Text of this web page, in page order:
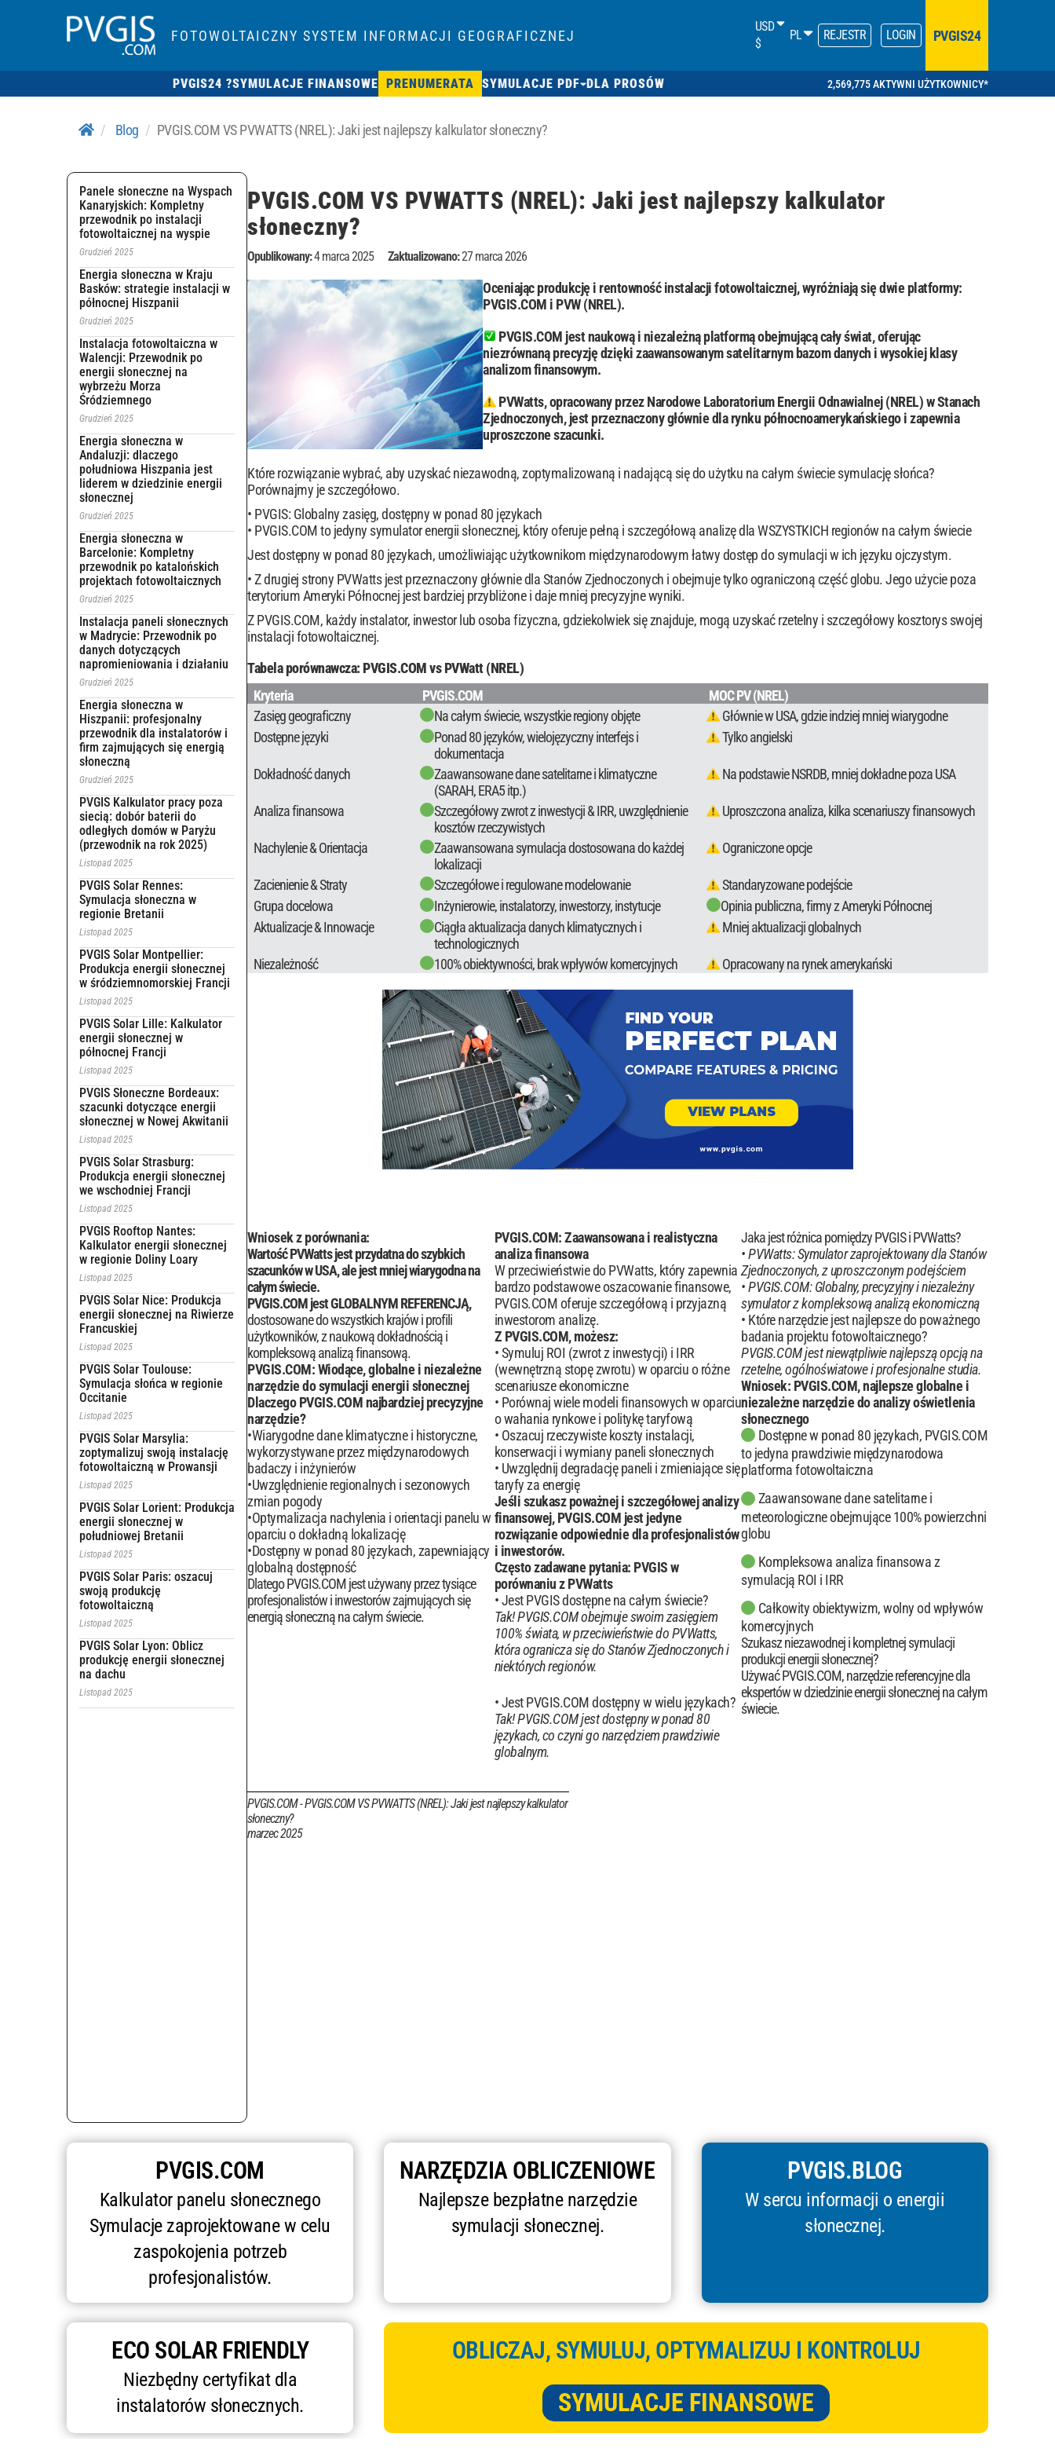
FOTOWOLTAICZNY SYSTEM INFORMACJI GEOGRAFICZNEJ
USD
$
PL REJESTR LOGIN PVGIS24
PVGIS24 ?SYMULACJE FINANSOWE PRENUMERATA SYMULACJE PDF DLA PROSÓW 2,569,775 AKTYWNI UŻYTKOWNICY*
Blog PVGIS.COM VS PVWATTS (NREL): Jaki jest najlepszy kalkulator słoneczny?
Panele słoneczne na Wyspach
Kanaryjskich: Kompletny
przewodnik po instalacji
fotowoltaicznej na wyspie
Grudzień 2025
Energia słoneczna w Kraju
Basków: strategie instalacji w
północnej Hiszpanii
Grudzień 2025
Instalacja fotowoltaiczna w
Walencji: Przewodnik po
energii słonecznej na
wybrzeżu Morza
Śródziemnego
Grudzień 2025
Energia słoneczna w
Andaluzji: dlaczego
południowa Hiszpania jest
liderem w dziedzinie energii
słonecznej
Grudzień 2025
Energia słoneczna w
Barcelonie: Kompletny
przewodnik po katalońskich
projektach fotowoltaicznych
Grudzień 2025
Instalacja paneli słonecznych
w Madrycie: Przewodnik po
danych dotyczących
napromieniowania i działaniu
Grudzień 2025
Energia słoneczna w
Hiszpanii: profesjonalny
przewodnik dla instalatorów i
firm zajmujących się energią
słoneczną
Grudzień 2025
PVGIS Kalkulator pracy poza
siecią: dobór baterii do
odległych domów w Paryżu
(przewodnik na rok 2025)
Listopad 2025
PVGIS Solar Rennes:
Symulacja słoneczna w
regionie Bretanii
Listopad 2025
PVGIS Solar Montpellier:
Produkcja energii słonecznej
w śródziemnomorskiej Francji
Listopad 2025
PVGIS Solar Lille: Kalkulator
energii słonecznej w
północnej Francji
Listopad 2025
PVGIS Słoneczne Bordeaux:
szacunki dotyczące energii
słonecznej w Nowej Akwitanii
Listopad 2025
PVGIS Solar Strasburg:
Produkcja energii słonecznej
we wschodniej Francji
Listopad 2025
PVGIS Rooftop Nantes:
Kalkulator energii słonecznej
w regionie Doliny Loary
Listopad 2025
PVGIS Solar Nice: Produkcja
energii słonecznej na Riwierze
Francuskiej
Listopad 2025
PVGIS Solar Toulouse:
Symulacja słońca w regionie
Occitanie
Listopad 2025
PVGIS Solar Marsylia:
zoptymalizuj swoją instalację
fotowoltaiczną w Prowansji
Listopad 2025
PVGIS Solar Lorient: Produkcja
energii słonecznej w
południowej Bretanii
Listopad 2025
PVGIS Solar Paris: oszacuj
swoją produkcję
fotowoltaiczną
Listopad 2025
PVGIS Solar Lyon: Oblicz
produkcję energii słonecznej
na dachu
Listopad 2025
PVGIS.COM VS PVWATTS (NREL): Jaki jest najlepszy kalkulator
słoneczny?
Opublikowany:4 marca 2025 Zaktualizowano:27 marca 2026
Oceniając produkcję i rentowność instalacji fotowoltaicznej, wyróżniają się dwie platformy:
PVGIS.COM i PVW (NREL).
PVGIS.COM jest naukową i niezależną platformą obejmującą cały świat, oferując
niezrównaną precyzję dzięki zaawansowanym satelitarnym bazom danych i wysokiej klasy
analizom finansowym.
PVWatts, opracowany przez Narodowe Laboratorium Energii Odnawialnej (NREL) w Stanach
Zjednoczonych, jest przeznaczony głównie dla rynku północnoamerykańskiego i zapewnia
uproszczone szacunki.
Które rozwiązanie wybrać, aby uzyskać niezawodną, ​​zoptymalizowaną i nadającą się do użytku na całym świecie symulację słońca?
Porównajmy je szczegółowo.
PVGIS: Globalny zasięg, dostępny w ponad 80 językach
PVGIS.COM to jedyny symulator energii słonecznej, który oferuje pełną i szczegółową analizę dla WSZYSTKICH regionów na całym świecie
Jest dostępny w ponad 80 językach, umożliwiając użytkownikom międzynarodowym łatwy dostęp do symulacji w ich języku ojczystym.
Z drugiej strony PVWatts jest przeznaczony głównie dla Stanów Zjednoczonych i obejmuje tylko ograniczoną część globu. Jego użycie poza
terytorium Ameryki Północnej jest bardziej przybliżone i daje mniej precyzyjne wyniki.
Z PVGIS.COM, każdy instalator, inwestor lub osoba fizyczna, gdziekolwiek się znajduje, mogą uzyskać rzetelny i szczegółowy kosztorys swojej
instalacji fotowoltaicznej.
Tabela porównawcza: PVGIS.COM vs PVWatt (NREL)
Kryteria
PVGIS.COM
MOC PV (NREL)
Zasięg geograficzny
Na całym świecie, wszystkie regiony objęte
Głównie w USA, gdzie indziej mniej wiarygodne
Dostępne języki
Ponad 80 języków, wielojęzyczny interfejs i
dokumentacja
Tylko angielski
Dokładność danych
Zaawansowane dane satelitarne i klimatyczne
(SARAH, ERA5 itp.)
Na podstawie NSRDB, mniej dokładne poza USA
Analiza finansowa
Szczegółowy zwrot z inwestycji & IRR, uwzględnienie
kosztów rzeczywistych
Uproszczona analiza, kilka scenariuszy finansowych
Nachylenie & Orientacja
Zaawansowana symulacja dostosowana do każdej
lokalizacji
Ograniczone opcje
Zacienienie & Straty Szczegółowe i regulowane modelowanie
Standaryzowane podejście
Grupa docelowa
Inżynierowie, instalatorzy, inwestorzy, instytucje
Opinia publiczna, firmy z Ameryki Północnej
Aktualizacje & Innowacje
Ciągła aktualizacja danych klimatycznych i
technologicznych
Mniej aktualizacji globalnych
Niezależność 100% obiektywności, brak wpływów komercyjnych Opracowany na rynek amerykański
Wniosek z porównania:
Wartość PVWatts jest przydatna do szybkich
szacunków w USA, ale jest mniej wiarygodna na
całym świecie.
PVGIS.COM jest GLOBALNYM REFERENCJĄ,
dostosowane do wszystkich krajów i profili
użytkowników, z naukową dokładnością i
kompleksową analizą finansową.
PVGIS.COM: Wiodące, globalne i niezależne
narzędzie do symulacji energii słonecznej
Dlaczego PVGIS.COM najbardziej precyzyjne
narzędzie?
Wiarygodne dane klimatyczne i historyczne,
wykorzystywane przez międzynarodowych
badaczy i inżynierów
Uwzględnienie regionalnych i sezonowych
zmian pogody
Optymalizacja nachylenia i orientacji panelu w
oparciu o dokładną lokalizację
Dostępny w ponad 80 językach, zapewniający
globalną dostępność
Dlatego PVGIS.COM jest używany przez tysiące
profesjonalistów i inwestorów zajmujących się
energią słoneczną na całym świecie.
PVGIS.COM: Zaawansowana i realistyczna
analiza finansowa
W przeciwieństwie do PVWatts, który zapewnia
bardzo podstawowe oszacowanie finansowe,
PVGIS.COM oferuje szczegółową i przyjazną
inwestorom analizę.
Z PVGIS.COM, możesz:
Symuluj ROI (zwrot z inwestycji) i IRR
(wewnętrzną stopę zwrotu) w oparciu o różne
scenariusze ekonomiczne
Porównaj wiele modeli finansowych w oparciu
o wahania rynkowe i politykę taryfową
Oszacuj rzeczywiste koszty instalacji,
konserwacji i wymiany paneli słonecznych
Uwzględnij degradację paneli i zmieniające się
taryfy za energię
Jeśli szukasz poważnej i szczegółowej analizy
finansowej, PVGIS.COM jest jedyne
rozwiązanie odpowiednie dla profesjonalistów
i inwestorów.
Często zadawane pytania: PVGIS w
porównaniu z PVWatts
Jest PVGIS dostępne na całym świecie?
Tak! PVGIS.COM obejmuje swoim zasięgiem
100% świata, w przeciwieństwie do PVWatts,
która ogranicza się do Stanów Zjednoczonych i
niektórych regionów.
Jest PVGIS.COM dostępny w wielu językach?
Tak! PVGIS.COM jest dostępny w ponad 80
językach, co czyni go narzędziem prawdziwie
globalnym.
Jaka jest różnica pomiędzy PVGIS i PVWatts?
PVWatts: Symulator zaprojektowany dla Stanów
Zjednoczonych, z uproszczonym podejściem
PVGIS.COM: Globalny, precyzyjny i niezależny
symulator z kompleksową analizą ekonomiczną
Które narzędzie jest najlepsze do poważnego
badania projektu fotowoltaicznego?
PVGIS.COM jest niewątpliwie najlepszą opcją na
rzetelne, ogólnoświatowe i profesjonalne studia.
Wniosek: PVGIS.COM, najlepsze globalne i
niezależne narzędzie do analizy oświetlenia
słonecznego
Dostępne w ponad 80 językach, PVGIS.COM
to jedyna prawdziwie międzynarodowa
platforma fotowoltaiczna
Zaawansowane dane satelitarne i
meteorologiczne obejmujące 100% powierzchni
globu
Kompleksowa analiza finansowa z
symulacją ROI i IRR
Całkowity obiektywizm, wolny od wpływów
komercyjnych
Szukasz niezawodnej i kompletnej symulacji
produkcji energii słonecznej?
Używać PVGIS.COM, narzędzie referencyjne dla
ekspertów w dziedzinie energii słonecznej na całym
świecie.
PVGIS.COM - PVGIS.COM VS PVWATTS (NREL): Jaki jest najlepszy kalkulator
słoneczny?
marzec 2025
PVGIS.COM
Kalkulator panelu słonecznego
Symulacje zaprojektowane w celu
zaspokojenia potrzeb
profesjonalistów.
NARZĘDZIA OBLICZENIOWE
Najlepsze bezpłatne narzędzie
symulacji słonecznej.
PVGIS.BLOG
W sercu informacji o energii
słonecznej.
ECO SOLAR FRIENDLY
Niezbędny certyfikat dla
instalatorów słonecznych.
OBLICZAJ, SYMULUJ, OPTYMALIZUJ I KONTROLUJ
SYMULACJE FINANSOWE